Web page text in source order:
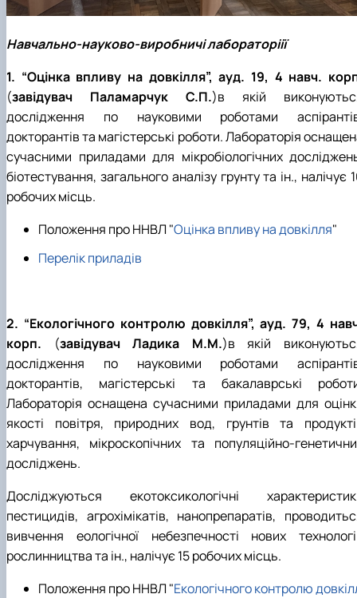
Навчально-науково-виробничі лабораторіії
1. “Оцінка впливу на довкілля”, ауд. 19, 4 навч.
(завідувач Паламарчук С.П.)в якій
дослідження по науковими роботами
докторантів та магістерські роботи. Лабораторія
сучасними приладами для мікробіологічних
біотестування, загального аналізу грунту та ін., налічує
робочих місць.
Положення про ННВЛ "Оцінка впливу на довкілля"
Перелік приладів
2. “Екологічного контролю довкілля”, ауд. 79, 4
корп. (завідувач Ладика М.М.)в якій
дослідження по науковими роботами
докторантів, магістерські та бакалаврські
Лабораторія оснащена сучасними приладами для
якості повітря, природних вод, грунтів та
харчування, мікроскопічних та популяційно-
досліджень.
Досліджуються екотоксикологічні
пестицидів, агрохімікатів, нанопрепаратів,
вивчення еологічної небезпечності нових
рослинництва та ін., налічує 15 робочих місць.
Положення про ННВЛ "Екологічного контролю